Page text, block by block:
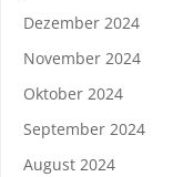
Dezember 2024
November 2024
Oktober 2024
September 2024
August 2024